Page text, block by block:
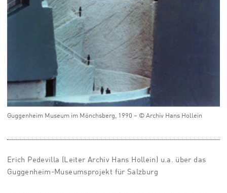
Guggenheim Museum im Mönchsberg, 1990 – © Archiv Hans Hollein
Erich Pedevilla (Leiter Archiv Hans Hollein) u.a. über das
Guggenheim-Museumsprojekt für Salzburg